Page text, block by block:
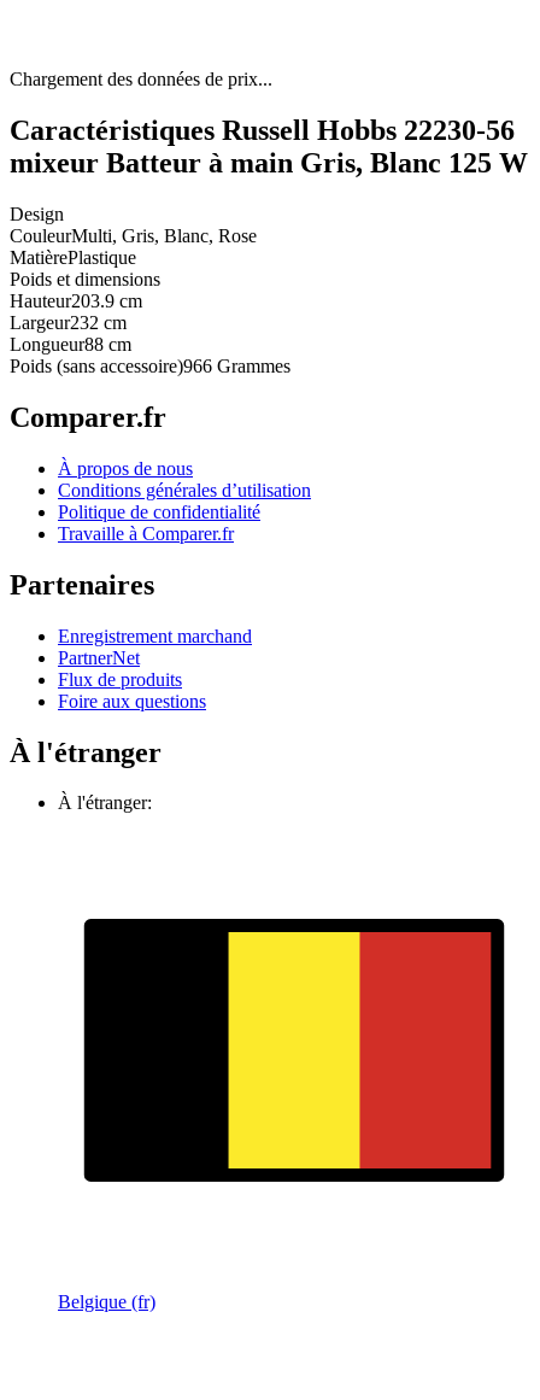
Chargement des données de prix...
Caractéristiques Russell Hobbs 22230-56
mixeur Batteur à main Gris, Blanc 125 W
Design
CouleurMulti, Gris, Blanc, Rose
MatièrePlastique
Poids et dimensions
Hauteur203.9 cm
Largeur232 cm
Longueur88 cm
Poids (sans accessoire)966 Grammes
Comparer.fr
À propos de nous
Conditions générales d’utilisation
Politique de confidentialité
Travaille à Comparer.fr
Partenaires
Enregistrement marchand
PartnerNet
Flux de produits
Foire aux questions
À l'étranger
À l'étranger:
Belgique (fr)